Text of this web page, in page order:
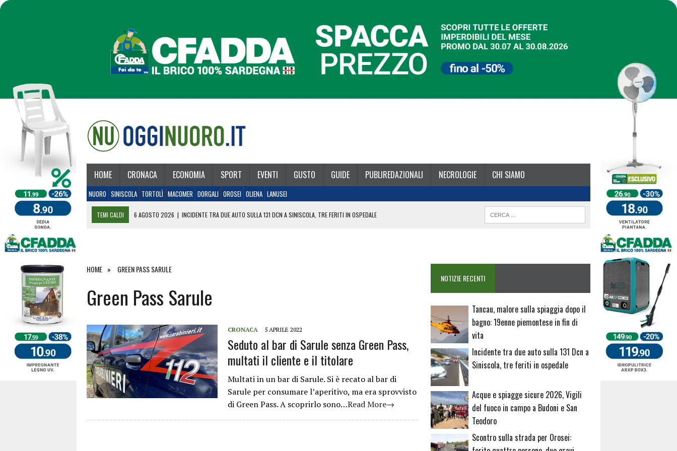
HOME CRONACA ECONOMIA SPORT EVENTI GUSTO GUIDE PUBLIREDAZIONALI NECROLOGIE CHI SIAMO
NUORO SINISCOLA TORTOLÌ MACOMER DORGALI OROSEI OLIENA LANUSEI
TEMI CALDI 6 AGOSTO 2026 | INCIDENTE TRA DUE AUTO SULLA 131 DCN A SINISCOLA, TRE FERITI IN OSPEDALE
27 LUGLIO 2026 | OMICIDIO A BARI SARDO, ECCO COME È STATO UCCISO SIMONE CONCAS
HOME GREEN PASS SARULE
Green Pass Sarule
CRONACA 5 APRILE 2022
Seduto al bar di Sarule senza Green Pass,
multati il cliente e il titolare
Multati in un bar di Sarule. Si è recato al bar di
Sarule per consumare l’aperitivo, ma era sprovvisto
di Green Pass. A scoprirlo sono…Read More→
NOTIZIE RECENTI
Tancau, malore sulla spiaggia dopo il
bagno: 19enne piemontese in fin di
vita
Incidente tra due auto sulla 131 Dcn a
Siniscola, tre feriti in ospedale
Acque e spiagge sicure 2026, Vigili
del fuoco in campo a Budoni e San
Teodoro
Scontro sulla strada per Orosei: